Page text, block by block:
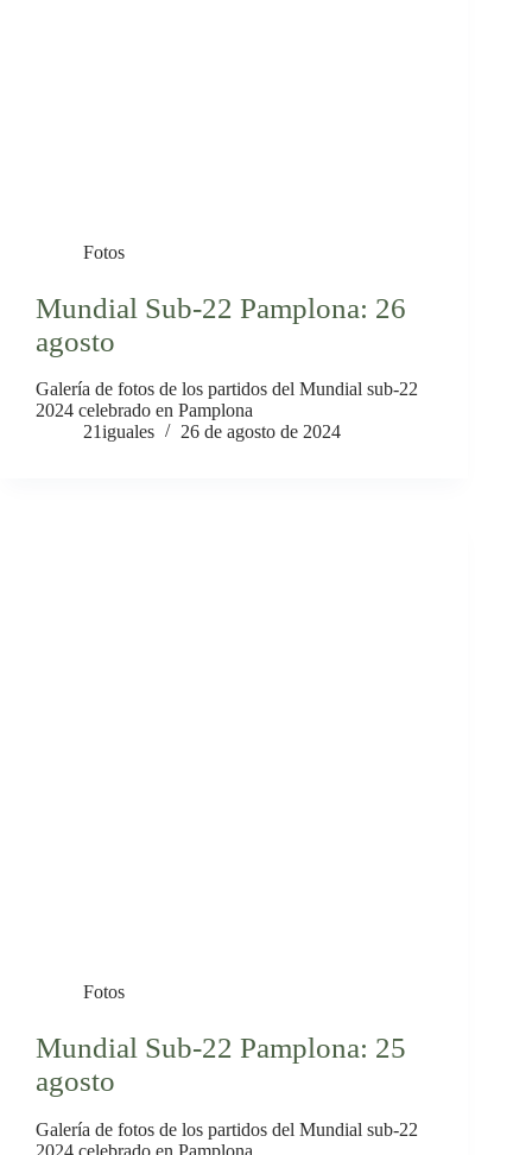
Fotos
Mundial Sub-22 Pamplona: 26
agosto
Galería de fotos de los partidos del Mundial sub-22
2024 celebrado en Pamplona
21iguales
26 de agosto de 2024
Fotos
Mundial Sub-22 Pamplona: 25
agosto
Galería de fotos de los partidos del Mundial sub-22
2024 celebrado en Pamplona